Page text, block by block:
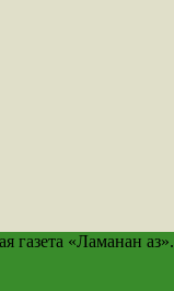
газета «Ламанан аз».